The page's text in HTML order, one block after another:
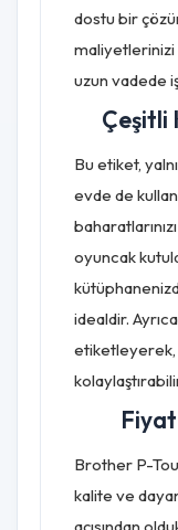
dostu bir
maliyetlerinizi
uzun vadede
Çeşitli
Bu etiket,
evde de
oyuncak
idealdir.
kolaylaştırabilir
Brother P-
kalite ve